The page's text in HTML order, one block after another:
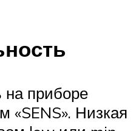
на приборе
«SENS». Низкая